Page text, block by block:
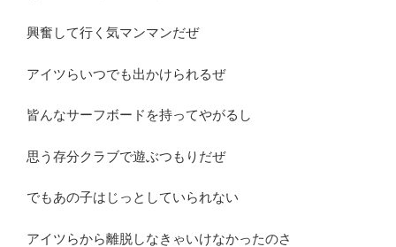
興奮して行く気マンマンだぜ
アイツらいつでも出かけられるぜ
皆んなサーフボードを持ってやがるし
思う存分クラブで遊ぶつもりだぜ
でもあの子はじっとしていられない
アイツらから離脱しなきゃいけなかったのさ